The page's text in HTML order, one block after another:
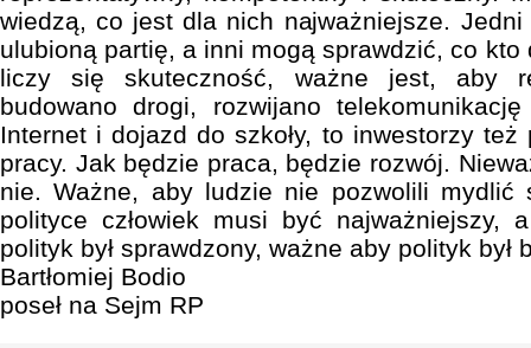
wiedzą, co jest dla nich najważniejsze.
ulubioną partię, a inni mogą sprawdzić, co kto
liczy się skuteczność, ważne jest, aby
budowano drogi, rozwijano
Internet i dojazd do szkoły, to inwestorzy
pracy. Jak będzie praca, będzie rozwój.
nie. Ważne, aby ludzie nie pozwolili
polityce człowiek musi być najważniejszy,
polityk był sprawdzony, ważne aby polityk był
Bartłomiej Bodio
poseł na Sejm RP